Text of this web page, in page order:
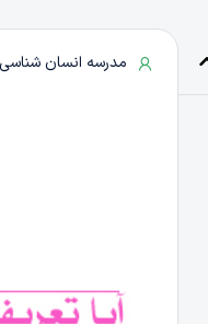
مدرسه انسان